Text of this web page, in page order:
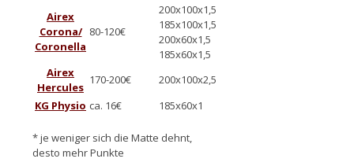
Airex
Corona/
Coronella
80-120€
200x100x1,5
185x100x1,5
200x60x1,5
185x60x1,5
Airex
Hercules
170-200€
200x100x2,5
KG Physio ca. 16€ 185x60x1
* je weniger sich die Matte dehnt,
desto mehr Punkte